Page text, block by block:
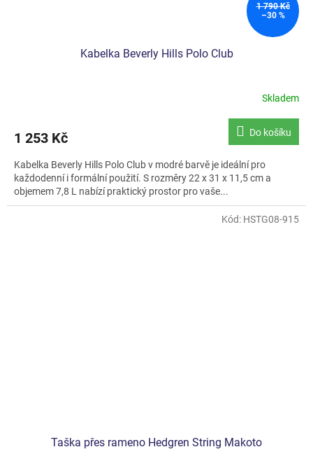
1 790 Kč
–30 %
Kabelka Beverly Hills Polo Club
Skladem
1 253 Kč Do košíku
Kabelka Beverly Hills Polo Club v modré barvě je ideální pro
každodenní i formální použití. S rozměry 22 x 31 x 11,5 cm a
objemem 7,8 L nabízí praktický prostor pro vaše...
Taška přes rameno Hedgren String Makoto
Kód: HSTG08-915